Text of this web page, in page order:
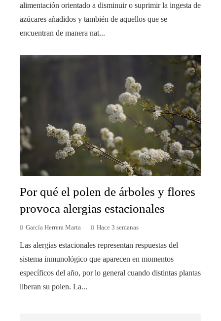
alimentación orientado a disminuir o suprimir la ingesta de
azúcares añadidos y también de aquellos que se
encuentran de manera nat...
Por qué el polen de árboles y flores
provoca alergias estacionales
García Herrera Marta Hace 3 semanas
Las alergias estacionales representan respuestas del
sistema inmunológico que aparecen en momentos
específicos del año, por lo general cuando distintas plantas
liberan su polen. La...